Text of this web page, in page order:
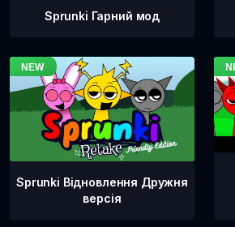
Sprunki Гарний мод
Sprunki Відновлення Дружня
версія